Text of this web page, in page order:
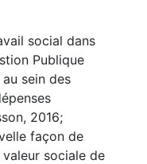
social dans
Publique
sein des
2016;
façon de
sociale de